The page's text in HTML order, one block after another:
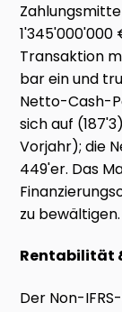
1'345'000'000
Transaktion
bar ein und
Netto-Cash-
sich auf
Vorjahr); die
449'er. Das
zu bewältigen.
Rentabilität
Der Non-